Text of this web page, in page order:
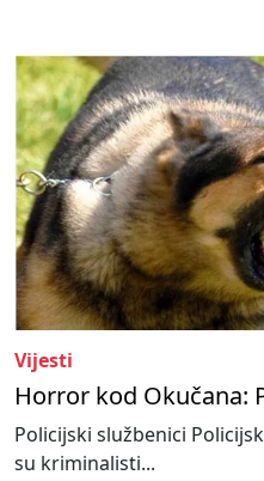
Vijesti
Horror kod Okučana:
Policijski službenici
su kriminalisti...